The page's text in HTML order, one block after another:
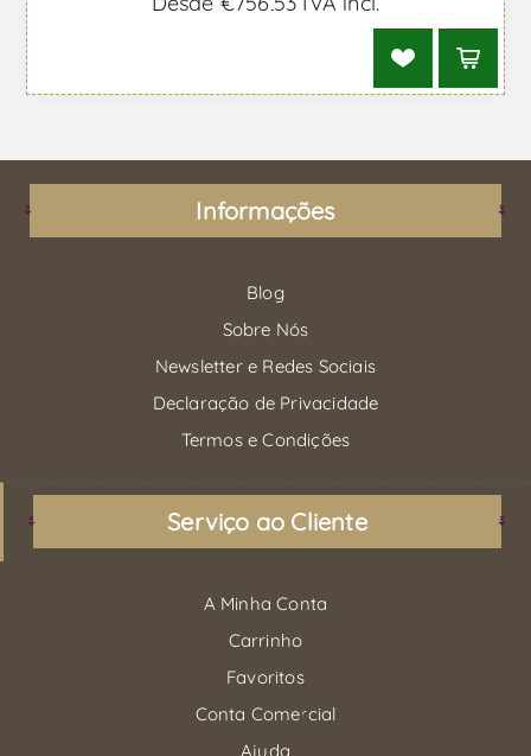
Informações
Blog
Sobre Nós
Newsletter e Redes Sociais
Declaração de Privacidade
Termos e Condições
Serviço ao Cliente
A Minha Conta
Carrinho
Favoritos
Conta Comercial
Ajuda